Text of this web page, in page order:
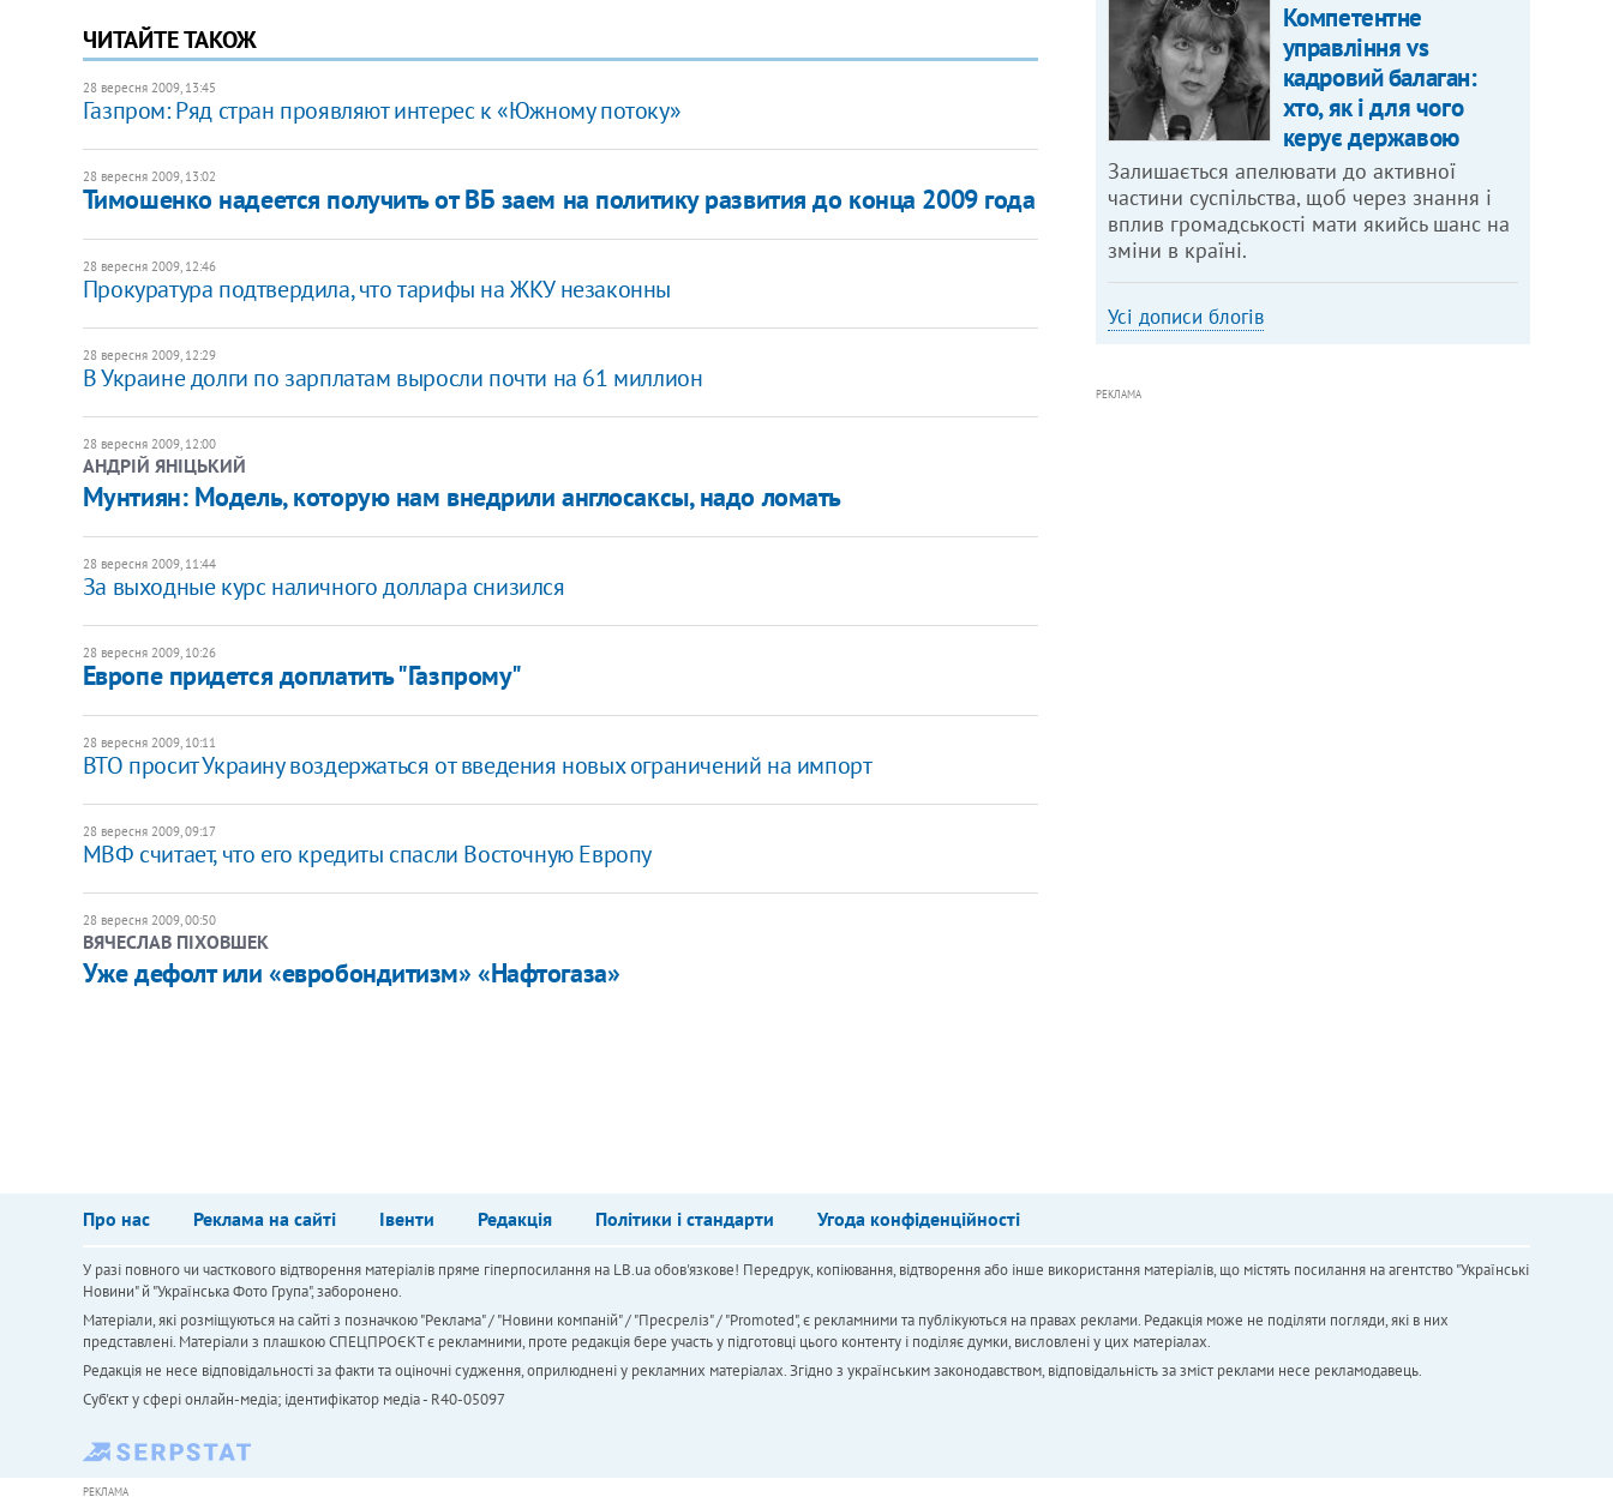
ЧИТАЙТЕ ТАКОЖ
28 вересня 2009, 13:45
Газпром: Ряд стран проявляют интерес к «Южному потоку»
28 вересня 2009, 13:02
Тимошенко надеется получить от ВБ заем на политику развития до конца 2009 года
28 вересня 2009, 12:46
Прокуратура подтвердила, что тарифы на ЖКУ незаконны
28 вересня 2009, 12:29
В Украине долги по зарплатам выросли почти на 61 миллион
28 вересня 2009, 12:00
АНДРІЙ ЯНІЦЬКИЙ
Мунтиян: Модель, которую нам внедрили англосаксы, надо ломать
28 вересня 2009, 11:44
За выходные курс наличного доллара снизился
28 вересня 2009, 10:26
Европе придется доплатить "Газпрому"
28 вересня 2009, 10:11
ВТО просит Украину воздержаться от введения новых ограничений на импорт
28 вересня 2009, 09:17
МВФ считает, что его кредиты спасли Восточную Европу
28 вересня 2009, 00:50
ВЯЧЕСЛАВ ПІХОВШЕК
Уже дефолт или «евробондитизм» «Нафтогаза»
Компетентне
управління vs
кадровий балаган:
хто, як і для чого
керує державою
Залишається апелювати до активної
частини суспільства, щоб через знання і
вплив громадськості мати якийсь шанс на
зміни в країні.
Усі дописи блогів
РЕКЛАМА
Про нас Реклама на сайті Івенти Редакція Політики і стандарти Угода конфіденційності
У разі повного чи часткового відтворення матеріалів пряме гіперпосилання на LB.ua обов'язкове! Передрук, копіювання, відтворення або інше використання матеріалів, що містять посилання на агентство "Українськi
Новини" й "Українська Фото Група", заборонено.
Матеріали, які розміщуються на сайті з позначкою "Реклама" / "Новини компаній" / "Пресреліз" / "Promoted", є рекламними та публікуються на правах реклами. Редакція може не поділяти погляди, які в них
представлені. Матеріали з плашкою СПЕЦПРОЄКТ є рекламними, проте редакція бере участь у підготовці цього контенту і поділяє думки, висловлені у цих матеріалах.
Редакція не несе відповідальності за факти та оціночні судження, оприлюднені у рекламних матеріалах. Згідно з українським законодавством, відповідальність за зміст реклами несе рекламодавець.
Cуб'єкт у сфері онлайн-медіа; ідентифікатор медіа - R40-05097
РЕКЛАМА